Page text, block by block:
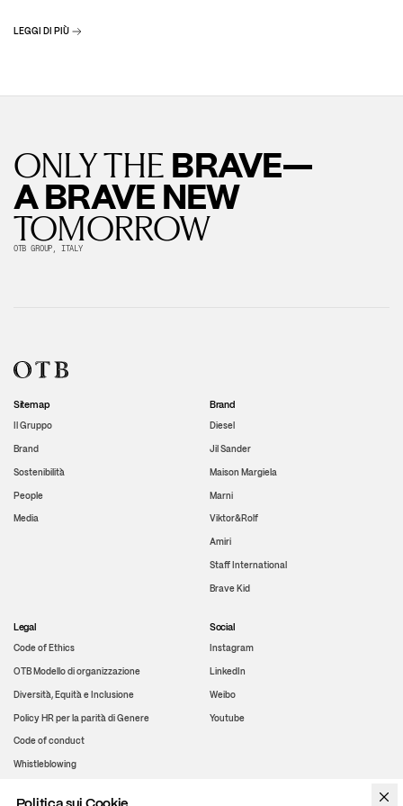
LEGGI DI PIÙ
ONLY THE BRAVE—
A BRAVE NEW
TOMORROW
OTB GROUP, ITALY
Sitemap
Il Gruppo
Brand
Sostenibilità
People
Media
Brand
Diesel
Jil Sander
Maison Margiela
Marni
Viktor&Rolf
Amiri
Staff International
Brave Kid
Legal
Code of Ethics
OTB Modello di organizzazione
Diversità, Equità e Inclusione
Policy HR per la parità di Genere
Code of conduct
Whistleblowing
Social
Instagram
LinkedIn
Weibo
Youtube
WeChat